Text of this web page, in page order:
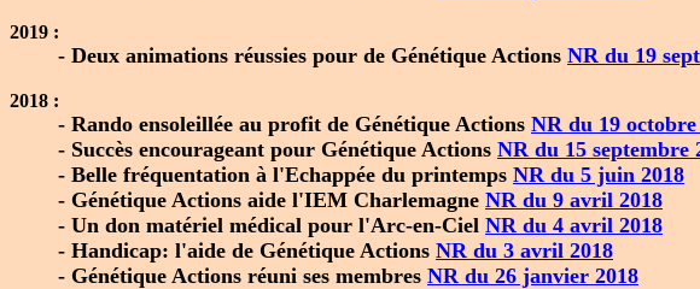
2019 :
- Deux animations réussies pour de Génétique Actions NR du 19
2018 :
- Rando ensoleillée au profit de Génétique Actions NR du 19 octobre
- Succès encourageant pour Génétique Actions NR du 15 septembre
- Belle fréquentation à l'Echappée du printemps NR du 5 juin 2018
- Génétique Actions aide l'IEM Charlemagne NR du 9 avril 2018
- Un don matériel médical pour l'Arc-en-Ciel NR du 4 avril 2018
- Handicap: l'aide de Génétique Actions NR du 3 avril 2018
- Génétique Actions réuni ses membres NR du 26 janvier 2018